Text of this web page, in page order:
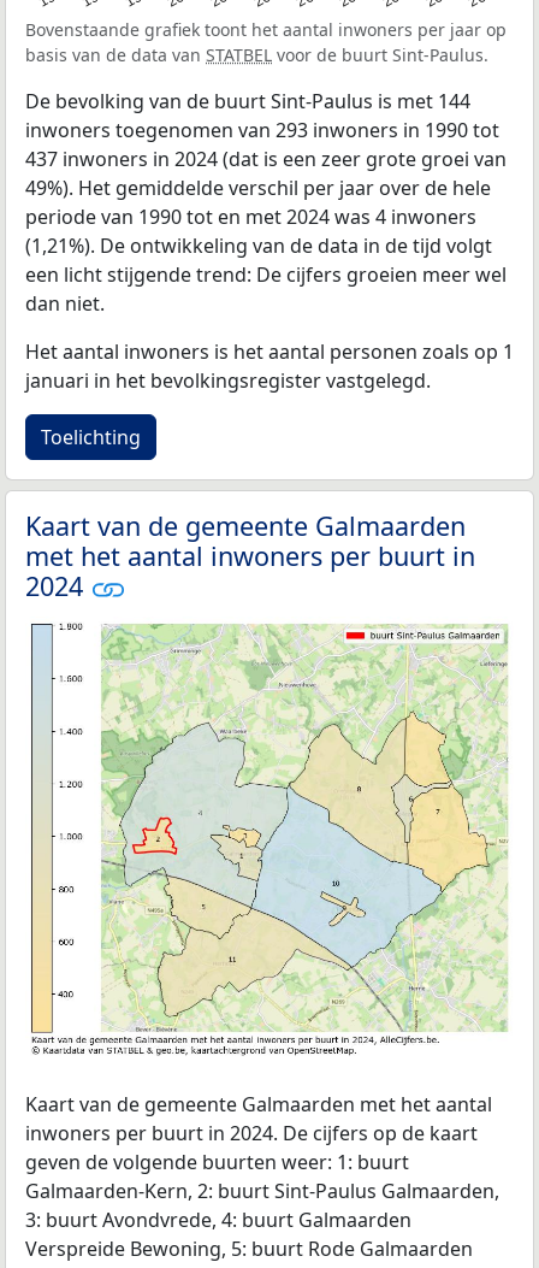
Bovenstaande grafiek toont het aantal inwoners per jaar op
basis van de data van STATBEL voor de buurt Sint-Paulus.
De bevolking van de buurt Sint-Paulus is met 144
inwoners toegenomen van 293 inwoners in 1990 tot
437 inwoners in 2024 (dat is een zeer grote groei van
49%). Het gemiddelde verschil per jaar over de hele
periode van 1990 tot en met 2024 was 4 inwoners
(1,21%). De ontwikkeling van de data in de tijd volgt
een licht stijgende trend: De cijfers groeien meer wel
dan niet.
Het aantal inwoners is het aantal personen zoals op 1
januari in het bevolkingsregister vastgelegd.
Toelichting
Kaart van de gemeente Galmaarden
met het aantal inwoners per buurt in
2024
Kaart van de gemeente Galmaarden met het aantal
inwoners per buurt in 2024. De cijfers op de kaart
geven de volgende buurten weer: 1: buurt
Galmaarden-Kern, 2: buurt Sint-Paulus Galmaarden,
3: buurt Avondvrede, 4: buurt Galmaarden
Verspreide Bewoning, 5: buurt Rode Galmaarden